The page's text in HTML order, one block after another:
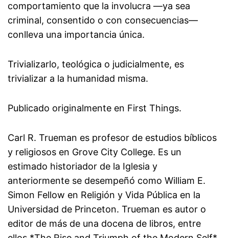
comportamiento que la involucra —ya sea
criminal, consentido o con consecuencias—
conlleva una importancia única.
Trivializarlo, teológica o judicialmente, es
trivializar a la humanidad misma.
Publicado originalmente en First Things.
Carl R. Trueman es profesor de estudios bíblicos
y religiosos en Grove City College. Es un
estimado historiador de la Iglesia y
anteriormente se desempeñó como William E.
Simon Fellow en Religión y Vida Pública en la
Universidad de Princeton. Trueman es autor o
editor de más de una docena de libros, entre